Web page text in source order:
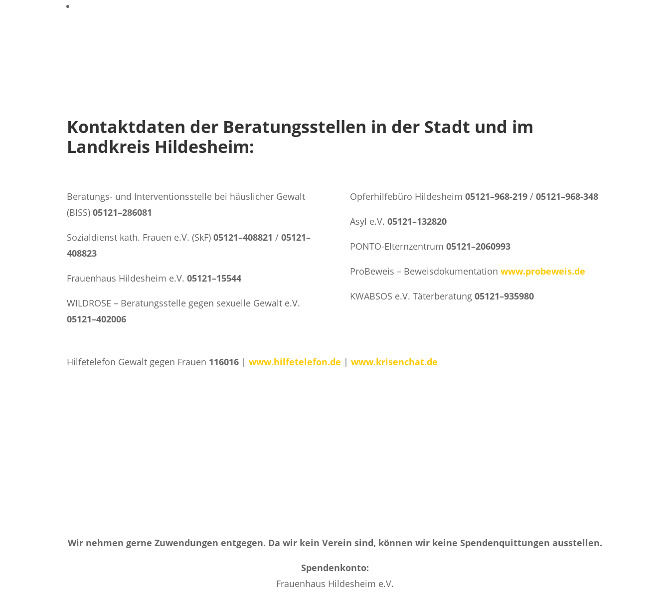
Kontaktdaten der Beratungsstellen in der Stadt und im
Landkreis Hildesheim:
Beratungs- und Interventionsstelle bei häuslicher Gewalt
(BISS)05121–286081
Sozialdienst kath. Frauen e.V. (SkF)05121–408821 /05121–
408823
Frauenhaus Hildesheim e.V.05121–15544
WILDROSE – Beratungsstelle gegen sexuelle Gewalt e.V.
05121–402006
Opferhilfebüro Hildesheim 05121–968-219/05121–968-348
Asyl e.V. 05121–132820
PONTO-Elternzentrum 05121–2060993
ProBeweis – Beweisdokumentation www.probeweis.de
KWABSOS e.V. Täterberatung 05121–935980
Hilfetelefon Gewalt gegen Frauen 116016 |www.hilfetelefon.de |www.krisenchat.de
Wir nehmen gerne Zuwendungen entgegen. Da wir kein Verein sind, können wir keine Spendenquittungen ausstellen.
Spendenkonto:
Frauenhaus Hildesheim e.V.